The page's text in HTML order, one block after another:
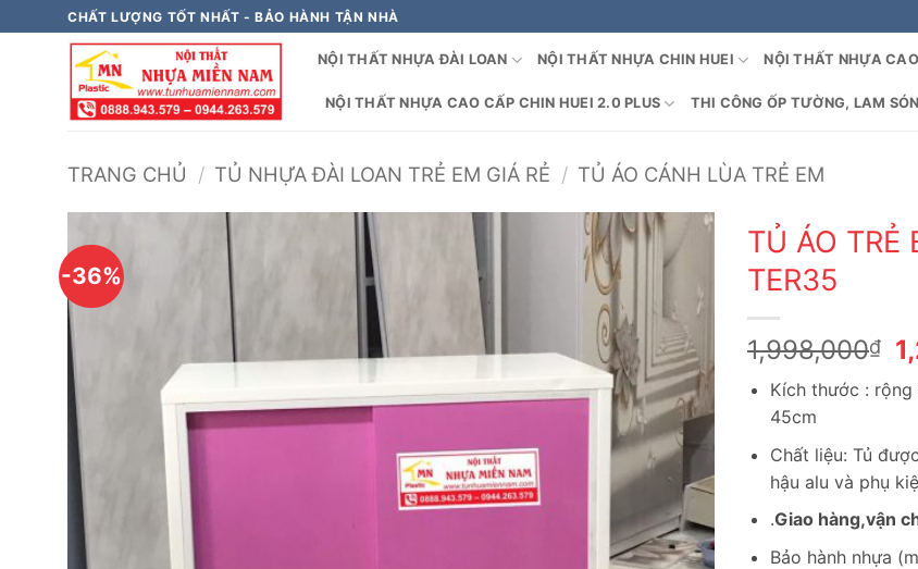
qua
CHẤT LƯỢNG TỐT NHẤT - BẢO HÀNH TẬN NHÀ
NỘI THẤT NHỰA ĐÀI LOAN NỘI THẤT NHỰA CHIN HUEI NỘI THẤT NHỰA
NỘI THẤT NHỰA CAO CẤP CHIN HUEI 2.0 PLUS THI CÔNG ỐP TƯỜNG, LAM
TRANG CHỦ / TỦ NHỰA ĐÀI LOAN TRẺ EM GIÁ RẺ / TỦ ÁO CÁNH LÙA TRẺ EM
-36%
TỦ ÁO TRẺ
TER35
1,998,000₫
Kích thước :
45cm
Chất liệu: Tủ
hậu alu và phụ
.Giao hàng,vận
Bảo hành nhựa